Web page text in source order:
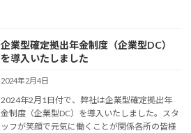
企業型確定拠出年金制度（企業型DC）
を導入いたしました
2024年2月4日
2024年2月1日付で、弊社は企業型確定拠出年
金制度（企業型DC）を導入いたしました。スタ
ッフが笑顔で元気に働くことが関係各所の皆様